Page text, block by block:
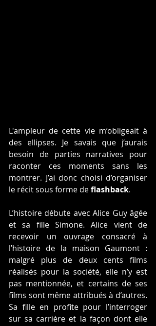
L'ampleur de cette vie m’obligeait à
des ellipses. Je savais que j’aurais
besoin de parties narratives pour
raconter ces moments sans les
montrer. J’ai donc choisi d’organiser
le récit sous forme de flashback.
L’histoire débute avec Alice Guy âgée
et sa fille Simone. Alice vient de
recevoir un ouvrage consacré à
l’histoire de la maison Gaumont :
malgré plus de deux cents films
réalisés pour la société, elle n’y est
pas mentionnée, et certains de ses
films sont même attribués à d’autres.
Sa fille en profite pour l’interroger
sur sa carrière et la façon dont elle